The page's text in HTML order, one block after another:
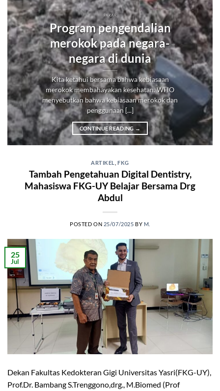
PAKAR
Program pengendalian
merokok pada negara-
negara di dunia
Kita ketahui bersama bahwa kebiasaan
merokok membahayakan kesehatan. WHO
menyebutkan bahwa kebiasaan merokok dan
penggunaan [...]
CONTINUE READING →
ARTIKEL ,FKG
Tambah Pengetahuan Digital Dentistry,
Mahasiswa FKG-UY Belajar Bersama Drg
Abdul
POSTED ON 25/07/2025 BY M.
25
Jul
Dekan Fakultas Kedokteran Gigi Universitas Yasri(FKG-UY),
Prof.Dr. Bambang S.Trenggono,drg., M.Biomed (Prof